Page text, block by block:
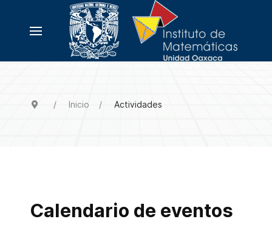
Inicio Actividades
Calendario de eventos